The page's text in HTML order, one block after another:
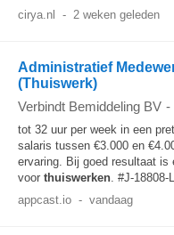
cirya.nl
- 2 weken geleden
Administratief
(Thuiswerk)
Verbindt Bemiddeling BV -
tot 32 uur per week in een
salaris tussen €3.000 en
ervaring. Bij goed resultaat is
voor thuiswerken. #J-18808-
appcast.io - vandaag